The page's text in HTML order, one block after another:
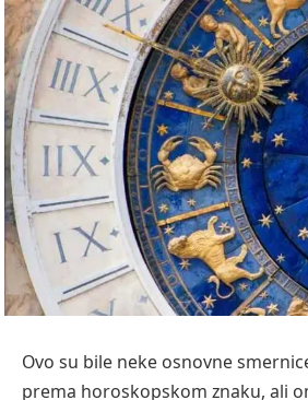
Ovo su bile neke osnovne
prema horoskopskom znaku, ali